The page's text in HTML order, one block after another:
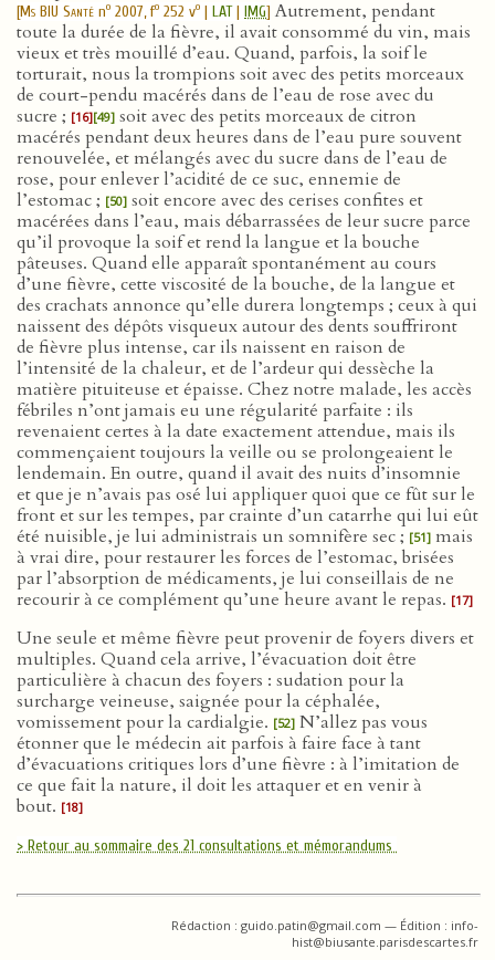
[Ms BIU Santé no 2007, fo 252 vo | LAT| IMG] Autrement, pendant
toute la durée de la fièvre, il avait consommé du vin, mais
vieux et très mouillé d’eau. Quand, parfois, la soif le
torturait, nous la trompions soit avec des petits morceaux
de court-pendu macérés dans de l’eau de rose avec du
sucre ; [16][49] soit avec des petits morceaux de citron
macérés pendant deux heures dans de l’eau pure souvent
renouvelée, et mélangés avec du sucre dans de l’eau de
rose, pour enlever l’acidité de ce suc, ennemie de
l’estomac ; [50] soit encore avec des cerises confites et
macérées dans l’eau, mais débarrassées de leur sucre parce
qu’il provoque la soif et rend la langue et la bouche
pâteuses. Quand elle apparaît spontanément au cours
d’une fièvre, cette viscosité de la bouche, de la langue et
des crachats annonce qu’elle durera longtemps ; ceux à qui
naissent des dépôts visqueux autour des dents souffriront
de fièvre plus intense, car ils naissent en raison de
l’intensité de la chaleur, et de l’ardeur qui dessèche la
matière pituiteuse et épaisse. Chez notre malade, les accès
fébriles n’ont jamais eu une régularité parfaite : ils
revenaient certes à la date exactement attendue, mais ils
commençaient toujours la veille ou se prolongeaient le
lendemain. En outre, quand il avait des nuits d’insomnie
et que je n’avais pas osé lui appliquer quoi que ce fût sur le
front et sur les tempes, par crainte d’un catarrhe qui lui eût
été nuisible, je lui administrais un somnifère sec ; [51] mais
à vrai dire, pour restaurer les forces de l’estomac, brisées
par l’absorption de médicaments, je lui conseillais de ne
recourir à ce complément qu’une heure avant le repas. [17]
Une seule et même fièvre peut provenir de foyers divers et
multiples. Quand cela arrive, l’évacuation doit être
particulière à chacun des foyers : sudation pour la
surcharge veineuse, saignée pour la céphalée,
vomissement pour la cardialgie. [52] N’allez pas vous
étonner que le médecin ait parfois à faire face à tant
d’évacuations critiques lors d’une fièvre : à l’imitation de
ce que fait la nature, il doit les attaquer et en venir à
bout. [18]
> Retour au sommaire des 21 consultations et mémorandums
Rédaction : guido.patin@gmail.com — Édition : info-
hist@biusante.parisdescartes.fr